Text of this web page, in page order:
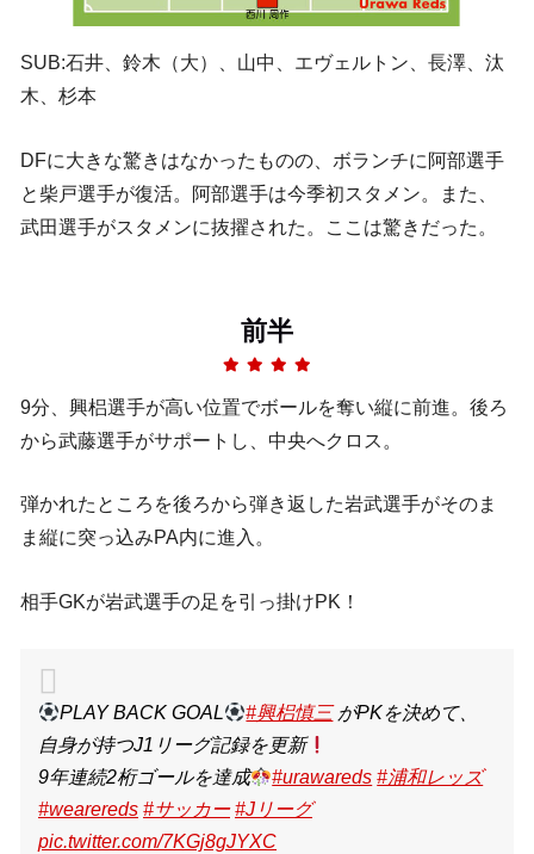
SUB:石井、鈴木（大）、山中、エヴェルトン、長澤、汰
木、杉本
DFに大きな驚きはなかったものの、ボランチに阿部選手
と柴戸選手が復活。阿部選手は今季初スタメン。また、
武田選手がスタメンに抜擢された。ここは驚きだった。
前半
9分、興梠選手が高い位置でボールを奪い縦に前進。後ろ
から武藤選手がサポートし、中央へクロス。
弾かれたところを後ろから弾き返した岩武選手がそのま
ま縦に突っ込みPA内に進入。
相手GKが岩武選手の足を引っ掛けPK！
PLAY BACK GOAL #興梠慎三がPKを決めて、
自身が持つJ1リーグ記録を更新
9年連続2桁ゴールを達成
#urawareds #浦和レッズ
#wearereds #サッカー #Jリーグ
pic.twitter.com/7KGj8gJYXC